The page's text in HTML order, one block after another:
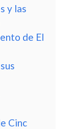
y las
de El
Cinc